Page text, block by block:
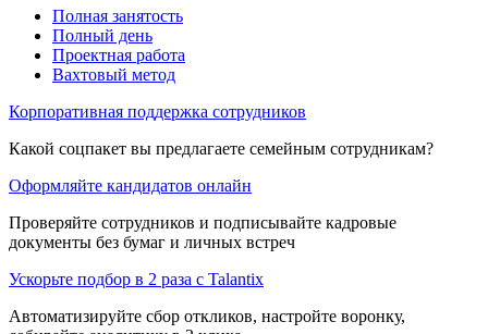
Полная занятость
Полный день
Проектная работа
Вахтовый метод
Корпоративная поддержка сотрудников
Какой соцпакет вы предлагаете семейным сотрудникам?
Оформляйте кандидатов онлайн
Проверяйте сотрудников и подписывайте кадровые
документы без бумаг и личных встреч
Ускорьте подбор в 2 раза с Talantix
Автоматизируйте сбор откликов, настройте воронку,